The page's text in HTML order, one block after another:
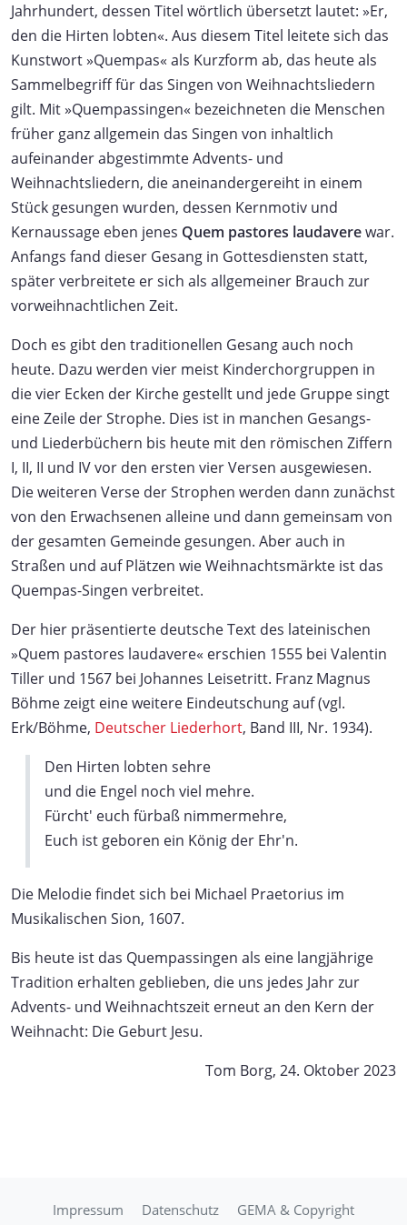
Jahrhundert, dessen Titel wörtlich übersetzt lautet: »Er,
den die Hirten lobten«. Aus diesem Titel leitete sich das
Kunstwort »Quempas« als Kurzform ab, das heute als
Sammelbegriff für das Singen von Weihnachtsliedern
gilt. Mit »Quempassingen« bezeichneten die Menschen
früher ganz allgemein das Singen von inhaltlich
aufeinander abgestimmte Advents- und
Weihnachtsliedern, die aneinandergereiht in einem
Stück gesungen wurden, dessen Kernmotiv und
Kernaussage eben jenes Quem pastores laudaverewar.
Anfangs fand dieser Gesang in Gottesdiensten statt,
später verbreitete er sich als allgemeiner Brauch zur
vorweihnachtlichen Zeit.
Doch es gibt den traditionellen Gesang auch noch
heute. Dazu werden vier meist Kinderchorgruppen in
die vier Ecken der Kirche gestellt und jede Gruppe singt
eine Zeile der Strophe. Dies ist in manchen Gesangs-
und Liederbüchern bis heute mit den römischen Ziffern
I, II, II und IV vor den ersten vier Versen ausgewiesen.
Die weiteren Verse der Strophen werden dann zunächst
von den Erwachsenen alleine und dann gemeinsam von
der gesamten Gemeinde gesungen. Aber auch in
Straßen und auf Plätzen wie Weihnachtsmärkte ist das
Quempas-Singen verbreitet.
Der hier präsentierte deutsche Text des lateinischen
»Quem pastores laudavere« erschien 1555 bei Valentin
Tiller und 1567 bei Johannes Leisetritt. Franz Magnus
Böhme zeigt eine weitere Eindeutschung auf (vgl.
Erk/Böhme, Deutscher Liederhort, Band III, Nr. 1934).
Den Hirten lobten sehre
und die Engel noch viel mehre.
Fürcht' euch fürbaß nimmermehre,
Euch ist geboren ein König der Ehr'n.
Die Melodie findet sich bei Michael Praetorius im
Musikalischen Sion, 1607.
Bis heute ist das Quempassingen als eine langjährige
Tradition erhalten geblieben, die uns jedes Jahr zur
Advents- und Weihnachtszeit erneut an den Kern der
Weihnacht: Die Geburt Jesu.
Tom Borg, 24. Oktober 2023
Impressum Datenschutz GEMA & Copyright